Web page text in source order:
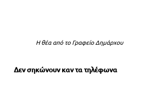
Η θέα από το Γραφείο Δημάρχου
Δεν σηκώνουν καν τα τηλέφωνα